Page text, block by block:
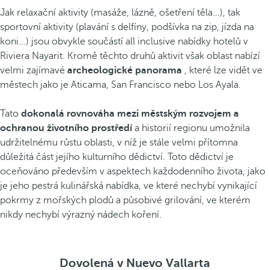
Jak relaxační aktivity (masáže, lázně, ošetření těla...), tak
sportovní aktivity (plavání s delfíny, podšívka na zip, jízda na
koni...) jsou obvykle součástí all inclusive nabídky hotelů v
Riviera Nayarit. Kromě těchto druhů aktivit však oblast nabízí
velmi zajímavé archeologické panorama , které lze vidět ve
městech jako je Aticama, San Francisco nebo Los Ayala.
Tato dokonalá rovnováha mezi městským rozvojem a
ochranou životního prostředía historií regionu umožnila
udržitelnému růstu oblasti, v níž je stále velmi přítomna
důležitá část jejího kulturního dědictví. Toto dědictví je
oceňováno především v aspektech každodenního života, jako
je jeho pestrá kulinářská nabídka, ve které nechybí vynikající
pokrmy z mořských plodů a působivé grilování, ve kterém
nikdy nechybí výrazný nádech koření.
Dovolená v Nuevo Vallarta